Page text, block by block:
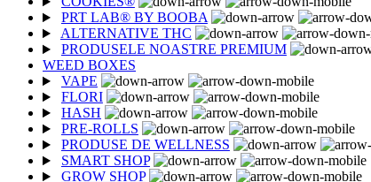
PRT LAB® BY BOOBA
ALTERNATIVE THC
PRODUSELE NOASTRE PREMIUM
WEED BOXES
VAPE
FLORI
HASH
PRE-ROLLS
PRODUSE DE WELLNESS
SMART SHOP
GROW SHOP